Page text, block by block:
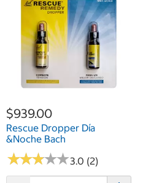
$939.00
Rescue Dropper Día
&Noche Bach
★★★★★
★★★★★3.0 (2)